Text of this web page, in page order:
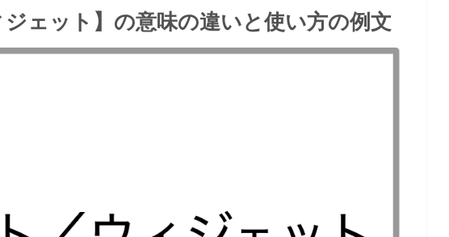
ジェット】の意味の違いと使い方の例文